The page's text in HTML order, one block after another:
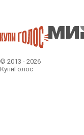
© 2013 - 2026
КупиГолос